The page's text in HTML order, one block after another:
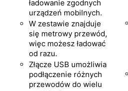
ładowanie zgodnych
urządzeń mobilnych.
W zestawie znajduje
się metrowy przewód,
więc możesz ładować
od razu.
Złącze USB umożliwia
podłączenie różnych
przewodów do wielu